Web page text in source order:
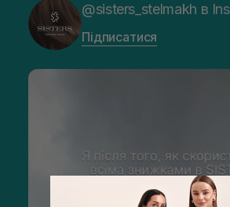
@sisters_stelmakh в
Підписатися